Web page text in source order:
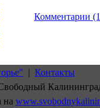
Комментарии
| Контакты
на